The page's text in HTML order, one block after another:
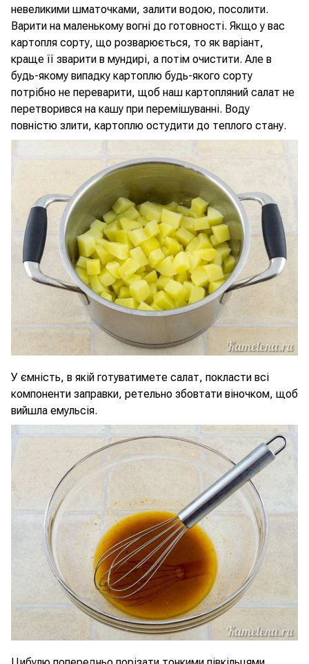
невеликими шматочками, залити водою, посолити.
Варити на маленькому вогні до готовності. Якщо у вас
картопля сорту, що розварюється, то як варіант,
краще її зварити в мундирі, а потім очистити. Але в
будь-якому випадку картоплю будь-якого сорту
потрібно не переварити, щоб наш картопляний салат не
перетворився на кашу при перемішуванні. Воду
повністю злити, картоплю остудити до теплого стану.
У ємність, в якій готуватимете салат, покласти всі
компоненти заправки, ретельно збовтати віночком, щоб
вийшла емульсія.